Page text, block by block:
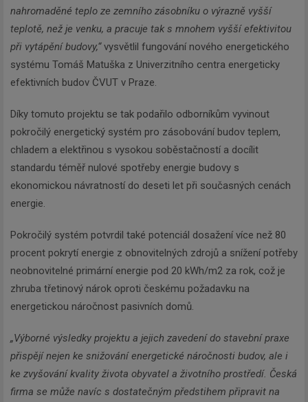
nahromaděné teplo ze zemního zásobníku o výrazně vyšší
teplotě, než je venku, a pracuje tak s mnohem vyšší efektivitou
při vytápění budovy,“vysvětlil fungování nového energetického
systému Tomáš Matuška z Univerzitního centra energeticky
efektivních budov ČVUT v Praze.
Díky tomuto projektu se tak podařilo odborníkům vyvinout
pokročilý energetický systém pro zásobování budov teplem,
chladem a elektřinou s vysokou soběstačností a docílit
standardu téměř nulové spotřeby energie budovy s
ekonomickou návratností do deseti let při současných cenách
energie.
Pokročilý systém potvrdil také potenciál dosažení více než 80
procent pokrytí energie z obnovitelných zdrojů a snížení potřeby
neobnovitelné primární energie pod 20 kWh/m2 za rok, což je
zhruba třetinový nárok oproti českému požadavku na
energetickou náročnost pasivních domů.
„Výborné výsledky projektu a jejich zavedení do stavební praxe
přispějí nejen ke snižování energetické náročnosti budov, ale i
ke zvyšování kvality života obyvatel a životního prostředí. Česká
firma se může navíc s dostatečným předstihem připravit na